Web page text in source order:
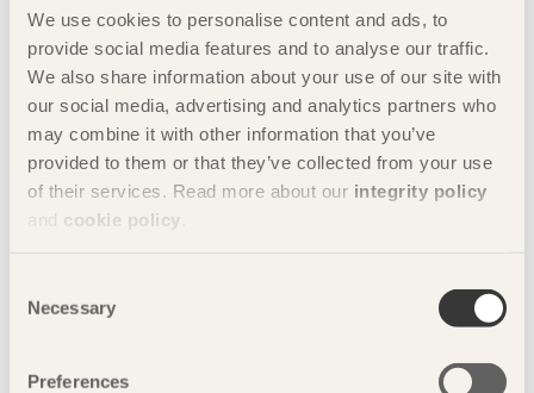
We use cookies to personalise content and ads, to
provide social media features and to analyse our traffic.
We also share information about your use of our site with
our social media, advertising and analytics partners who
may combine it with other information that you’ve
provided to them or that they’ve collected from your use
of their services. Read more about our integrity policy
and cookie policy
Selection
Necessary
Preferences
ekonomisk hållbarhet furu
hållbara städer hållbarhet inredning
interiör möbeldesign
Stockholm Furniture & Light Fair